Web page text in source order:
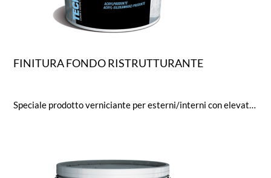
FINITURA FONDO RISTRUTTURANTE
Speciale prodotto verniciante per esterni/interni con elevato potere riempitivo. Utilizzabile secondo la diluizione come